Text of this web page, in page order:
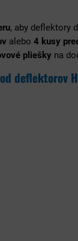
, aby deflektory
alebo 4 kusy
pliešky na
deflektorov